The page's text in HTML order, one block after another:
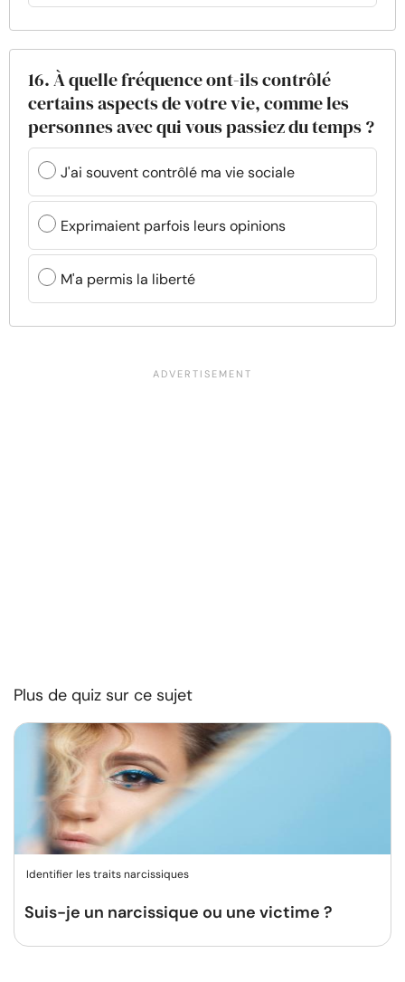
16. À quelle fréquence ont-ils contrôlé
certains aspects de votre vie, comme les
personnes avec qui vous passiez du temps ?
J'ai souvent contrôlé ma vie sociale
Exprimaient parfois leurs opinions
M'a permis la liberté
Plus de quiz sur ce sujet
Identifier les traits narcissiques
Suis-je un narcissique ou une victime ?